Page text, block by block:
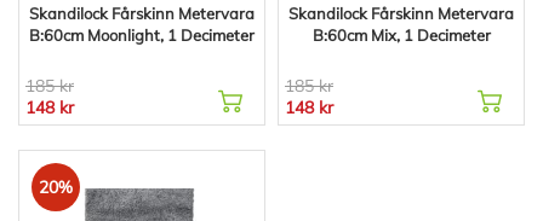
Skandilock Fårskinn Metervara
B:60cm Moonlight, 1 Decimeter
185 kr
148 kr
Skandilock Fårskinn Metervara
B:60cm Mix, 1 Decimeter
185 kr
148 kr
20%